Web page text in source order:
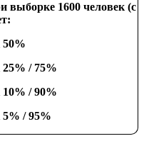
выборке 1600 человек (с
50%
25% / 75%
10% / 90%
5% / 95%